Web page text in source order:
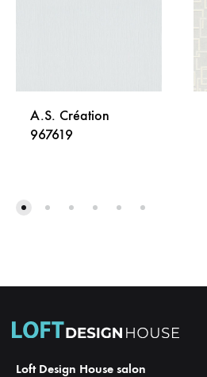
A.S. Création
967619
Loft Design House salon